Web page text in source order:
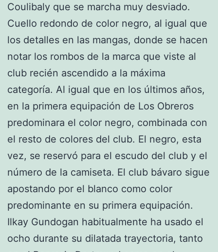
Coulibaly que se marcha muy desviado.
Cuello redondo de color negro, al igual que
los detalles en las mangas, donde se hacen
notar los rombos de la marca que viste al
club recién ascendido a la máxima
categoría. Al igual que en los últimos años,
en la primera equipación de Los Obreros
predominara el color negro, combinada con
el resto de colores del club. El negro, esta
vez, se reservó para el escudo del club y el
número de la camiseta. El club bávaro sigue
apostando por el blanco como color
predominante en su primera equipación.
Ilkay Gundogan habitualmente ha usado el
ocho durante su dilatada trayectoria, tanto